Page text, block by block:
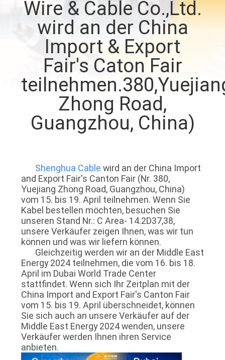
FABRIK
QUALITÄTSKONTROLLE
KONTAKT
NACHRICHTEN
BLOG
REFERENZEN
NEWS
SITEMAP
DATENSCHUTZRICHTLINIE
Wire & Cable Co.,Ltd.
wird an der China
Import & Export
Fair's Caton Fair
Zhong Road,
Guangzhou, China)
Shenghua Cable wird an der China Import
and Export Fair's Canton Fair (Nr. 380,
Yuejiang Zhong Road, Guangzhou, China)
vom 15. bis 19. April teilnehmen. Wenn Sie
Kabel bestellen möchten, besuchen Sie
unseren Stand Nr.: C Area- 14.2D37,38,
unsere Verkäufer zeigen Ihnen, was wir tun
können und was wir liefern können.
Gleichzeitig werden wir an der Middle East
Energy 2024 teilnehmen, die vom 16. bis 18.
April im Dubai World Trade Center
stattfindet. Wenn sich Ihr Zeitplan mit der
China Import and Export Fair's Canton Fair
vom 15. bis 19. April überschneidet, können
Sie sich auch an unsere Verkäufer auf der
Middle East Energy 2024 wenden, unsere
Verkäufer werden Ihnen ihren Service
anbieten.